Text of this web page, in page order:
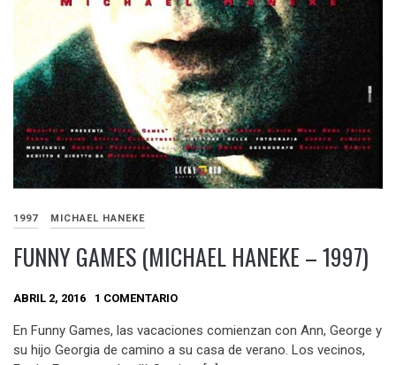
1997 MICHAEL HANEKE
FUNNY GAMES (MICHAEL HANEKE – 1997)
ABRIL 2, 2016 1 COMENTARIO
En Funny Games, las vacaciones comienzan con Ann, George y
su hijo Georgia de camino a su casa de verano. Los vecinos,